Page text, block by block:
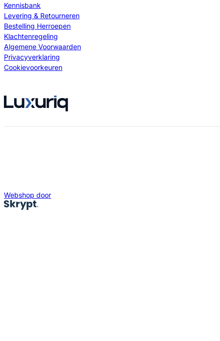
Kennisbank
Levering & Retourneren
Bestelling Herroepen
Klachtenregeling
Algemene Voorwaarden
Privacyverklaring
Cookievoorkeuren
Webshop door